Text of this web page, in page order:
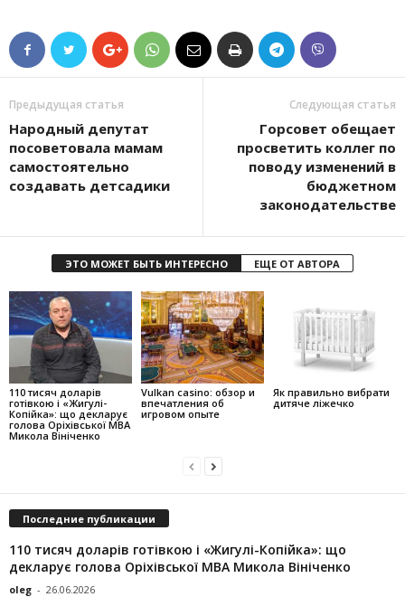
Предыдущая статья
Народный депутат
посоветовала мамам
самостоятельно
создавать детсадики
Следующая статья
Горсовет обещает
просветить коллег по
поводу изменений в
бюджетном
законодательстве
ЭТО МОЖЕТ БЫТЬ ИНТЕРЕСНО ЕЩЕ ОТ АВТОРА
110 тисяч доларів
готівкою і «Жигулі-
Копійка»: що декларує
голова Оріхівської МВА
Микола Вініченко
Vulkan casino: обзор и
впечатления об
игровом опыте
Як правильно вибрати
дитяче ліжечко
Последние публикации
110 тисяч доларів готівкою і «Жигулі-Копійка»: що
декларує голова Оріхівської МВА Микола Вініченко
oleg - 26.06.2026